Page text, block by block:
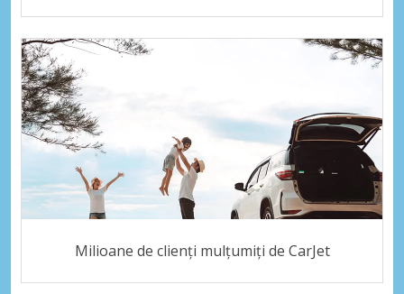
Milioane de clienți mulțumiți de CarJet